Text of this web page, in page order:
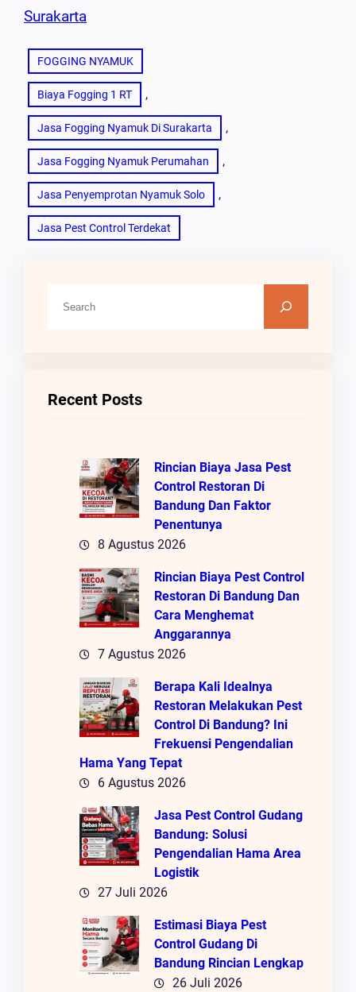
Surakarta
FOGGING NYAMUK
Biaya Fogging 1 RT ,
Jasa Fogging Nyamuk Di Surakarta ,
Jasa Fogging Nyamuk Perumahan ,
Jasa Penyemprotan Nyamuk Solo ,
Jasa Pest Control Terdekat
Recent Posts
Rincian Biaya Jasa Pest
Control Restoran Di
Bandung Dan Faktor
Penentunya
8 Agustus 2026
Rincian Biaya Pest Control
Restoran Di Bandung Dan
Cara Menghemat
Anggarannya
7 Agustus 2026
Berapa Kali Idealnya
Restoran Melakukan Pest
Control Di Bandung? Ini
Frekuensi Pengendalian
Hama Yang Tepat
6 Agustus 2026
Jasa Pest Control Gudang
Bandung: Solusi
Pengendalian Hama Area
Logistik
27 Juli 2026
Estimasi Biaya Pest
Control Gudang Di
Bandung Rincian Lengkap
26 Juli 2026